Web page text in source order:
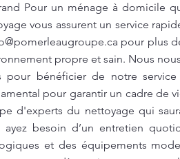
Pour un ménage à domicile
vous assurent un service
pour plus
propre et sain. Nous
pour bénéficier de notre
pour garantir un cadre de
d'experts du nettoyage qui
ayez besoin d’un entretien
et des équipements